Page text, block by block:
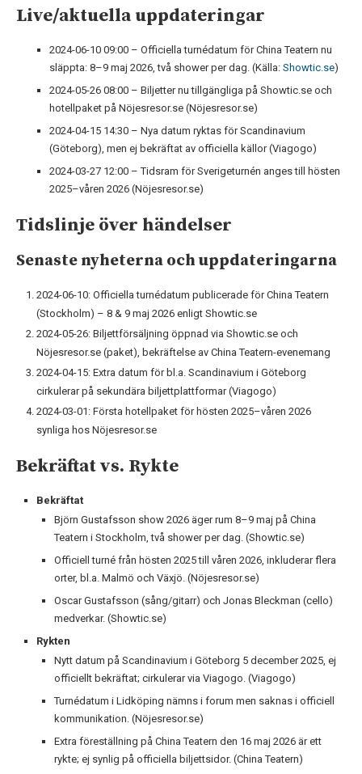
Live/aktuella uppdateringar
2024-06-10 09:00 – Officiella turnédatum för China Teatern nu
släppta: 8–9 maj 2026, två shower per dag. (Källa: Showtic.se)
2024-05-26 08:00 – Biljetter nu tillgängliga på Showtic.se och
hotellpaket på Nöjesresor.se (Nöjesresor.se)
2024-04-15 14:30 – Nya datum ryktas för Scandinavium
(Göteborg), men ej bekräftat av officiella källor (Viagogo)
2024-03-27 12:00 – Tidsram för Sverigeturnén anges till hösten
2025–våren 2026 (Nöjesresor.se)
Tidslinje över händelser
Senaste nyheterna och uppdateringarna
2024-06-10: Officiella turnédatum publicerade för China Teatern
(Stockholm) – 8 & 9 maj 2026 enligt Showtic.se
2024-05-26: Biljettförsäljning öppnad via Showtic.se och
Nöjesresor.se (paket), bekräftelse av China Teatern-evenemang
2024-04-15: Extra datum för bl.a. Scandinavium i Göteborg
cirkulerar på sekundära biljettplattformar (Viagogo)
2024-03-01: Första hotellpaket för hösten 2025–våren 2026
synliga hos Nöjesresor.se
Bekräftat vs. Rykte
Bekräftat
Björn Gustafsson show 2026 äger rum 8–9 maj på China
Teatern i Stockholm, två shower per dag. (Showtic.se)
Officiell turné från hösten 2025 till våren 2026, inkluderar flera
orter, bl.a. Malmö och Växjö. (Nöjesresor.se)
Oscar Gustafsson (sång/gitarr) och Jonas Bleckman (cello)
medverkar. (Showtic.se)
Rykten
Nytt datum på Scandinavium i Göteborg 5 december 2025, ej
officiellt bekräftat; cirkulerar via Viagogo. (Viagogo)
Turnédatum i Lidköping nämns i forum men saknas i officiell
kommunikation. (Nöjesresor.se)
Extra föreställning på China Teatern den 16 maj 2026 är ett
rykte; ej synlig på officiella biljettsidor. (China Teatern)